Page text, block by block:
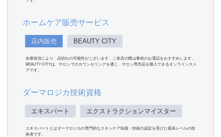
ホームケア販売サービス
店内販売 BEAUTY CITY
在庫状況により、品切れの可能性がございます。ご来店の際は事前のお電話をおすすめします。
BEAUTY CITYは、サロンでのカウンセリングを通じ、サロン専売品を購入できるオンラインスト
アです。
ダーマロジカ技術資格
エキスパート エクストラクションマイスター
エキスパートとはダーマロジカの専門的なスキンケア知識・技術の認定を受けた最高レベルの技
術者です。